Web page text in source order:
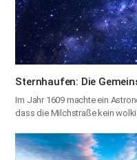
Sternhaufen: Die
Im Jahr 1609 machte ein
dass die Milchstraße kein